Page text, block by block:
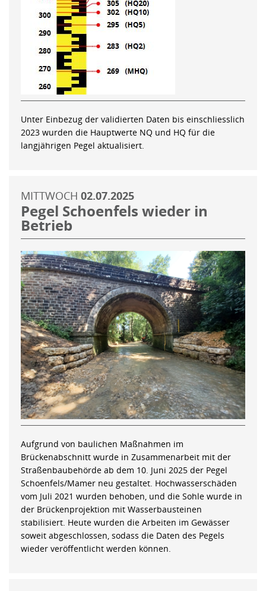
Unter Einbezug der validierten Daten bis einschliesslich
2023 wurden die Hauptwerte NQ und HQ für die
langjährigen Pegel aktualisiert.
MITTWOCH 02.07.2025
Pegel Schoenfels wieder in
Betrieb
Aufgrund von baulichen Maßnahmen im
Brückenabschnitt wurde in Zusammenarbeit mit der
Straßenbaubehörde ab dem 10. Juni 2025 der Pegel
Schoenfels/Mamer neu gestaltet. Hochwasserschäden
vom Juli 2021 wurden behoben, und die Sohle wurde in
der Brückenprojektion mit Wasserbausteinen
stabilisiert. Heute wurden die Arbeiten im Gewässer
soweit abgeschlossen, sodass die Daten des Pegels
wieder veröffentlicht werden können.